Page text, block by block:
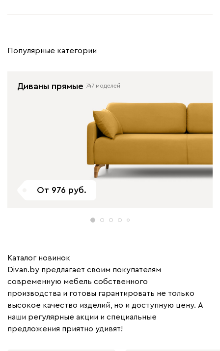
Популярные категории
Диваны прямые 747 моделей
От 976
Каталог новинок
Divan.by предлагает своим покупателям
современную мебель собственного
производства и готовы гарантировать не только
высокое качество изделий, но и доступную цену. А
наши регулярные акции и специальные
предложения приятно удивят!